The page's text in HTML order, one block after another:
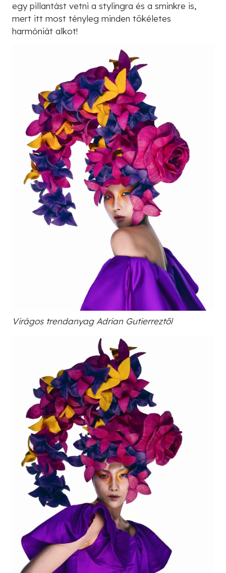
egy pillantást vetni a stylingra és a sminkre is,
mert itt most tényleg minden tökéletes
harmóniát alkot!
Virágos trendanyag Adrian Gutierreztől